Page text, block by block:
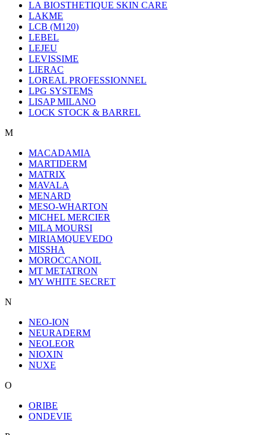
LA BIOSTHETIQUE SKIN CARE
LAKME
LCB (M120)
LEBEL
LEJEU
LEVISSIME
LIERAC
LOREAL PROFESSIONNEL
LPG SYSTEMS
LISAP MILANO
LOCK STOCK & BARREL
M
MACADAMIA
MARTIDERM
MATRIX
MAVALA
MENARD
MESO-WHARTON
MICHEL MERCIER
MILA MOURSI
MIRIAMQUEVEDO
MISSHA
MOROCCANOIL
MT METATRON
MY WHITE SECRET
N
NEO-ION
NEURADERM
NEOLEOR
NIOXIN
NUXE
O
ORIBE
ONDEVIE